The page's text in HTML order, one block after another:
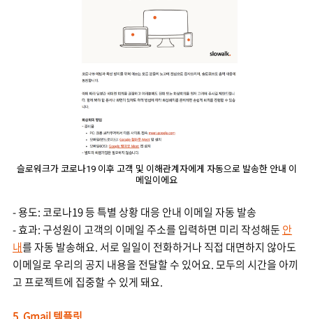
슬로워크가 코로나19 이후 고객 및 이해관계자에게 자동으로 발송한 안내 이
메일이에요
- 용도: 코로나19 등 특별 상황 대응 안내 이메일 자동 발송
- 효과: 구성원이 고객의 이메일 주소를 입력하면 미리 작성해둔 안
내를 자동 발송해요. 서로 일일이 전화하거나 직접 대면하지 않아도
이메일로 우리의 공지 내용을 전달할 수 있어요. 모두의 시간을 아끼
고 프로젝트에 집중할 수 있게 돼요.